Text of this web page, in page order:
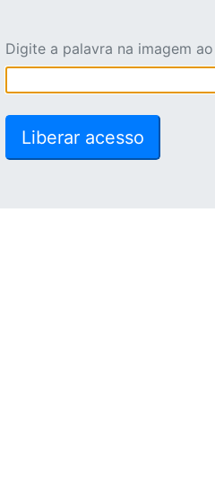
Digite a palavra na imagem